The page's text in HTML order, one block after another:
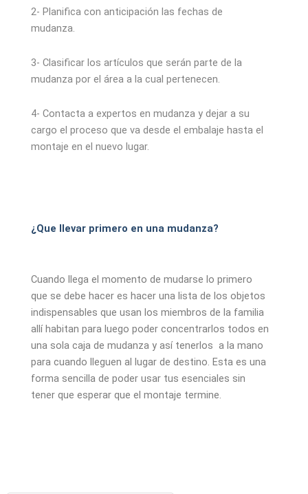
2- Planifica con anticipación las fechas de
mudanza.
3- Clasificar los artículos que serán parte de la
mudanza por el área a la cual pertenecen.
4- Contacta a expertos en mudanza y dejar a su
cargo el proceso que va desde el embalaje hasta el
montaje en el nuevo lugar.
¿Que llevar primero en una mudanza?
Cuando llega el momento de mudarse lo primero
que se debe hacer es hacer una lista de los objetos
indispensables que usan los miembros de la familia
allí habitan para luego poder concentrarlos todos en
una sola caja de mudanza y así tenerlos a la mano
para cuando lleguen al lugar de destino. Esta es una
forma sencilla de poder usar tus esenciales sin
tener que esperar que el montaje termine.